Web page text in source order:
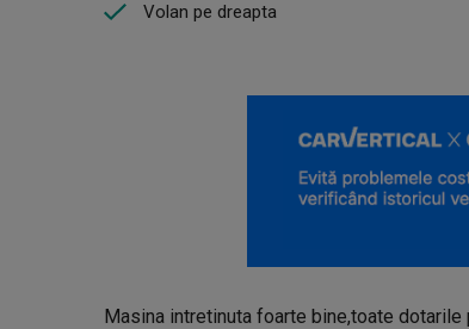
Volan pe dreapta
Masina intretinuta foarte bine,toate dotarile